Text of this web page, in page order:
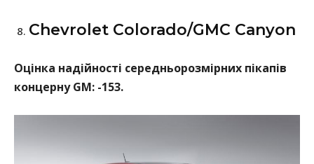
Chevrolet Colorado/GMC Canyon
Оцінка надійності середньорозмірних пікапів
концерну GM: -153.